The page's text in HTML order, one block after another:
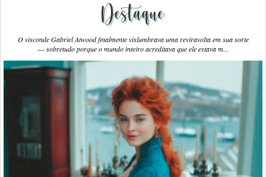
Destaque
O visconde Gabriel Atwood finalmente vislumbrava uma reviravolta em sua sorte
― sobretudo porque o mundo inteiro acreditava que ele estava m...